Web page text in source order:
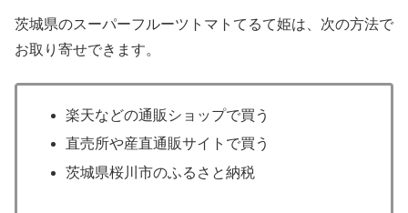
茨城県のスーパーフルーツトマトてるて姫は、次の方法で
お取り寄せできます。
楽天などの通販ショップで買う
直売所や産直通販サイトで買う
茨城県桜川市のふるさと納税